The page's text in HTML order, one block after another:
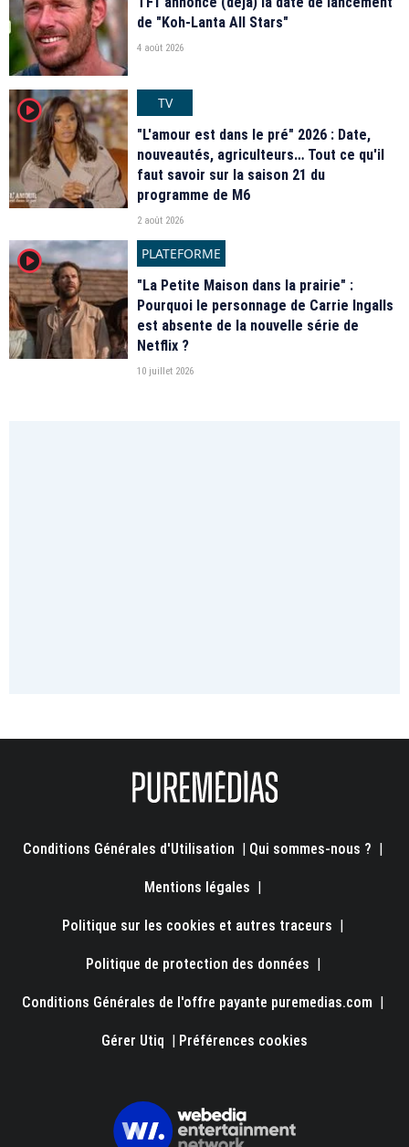
de "Koh-Lanta All Stars"
4 août 2026
player2
TV
"L'amour est dans le pré" 2026 : Date,
nouveautés, agriculteurs… Tout ce qu'il
faut savoir sur la saison 21 du
programme de M6
2 août 2026
player2
PLATEFORME
"La Petite Maison dans la prairie" :
Pourquoi le personnage de Carrie Ingalls
est absente de la nouvelle série de
Netflix ?
10 juillet 2026
Conditions Générales d'Utilisation Qui sommes-nous ?
Mentions légales
Politique sur les cookies et autres traceurs
Politique de protection des données
Conditions Générales de l'offre payante puremedias.com
Gérer Utiq Préférences cookies